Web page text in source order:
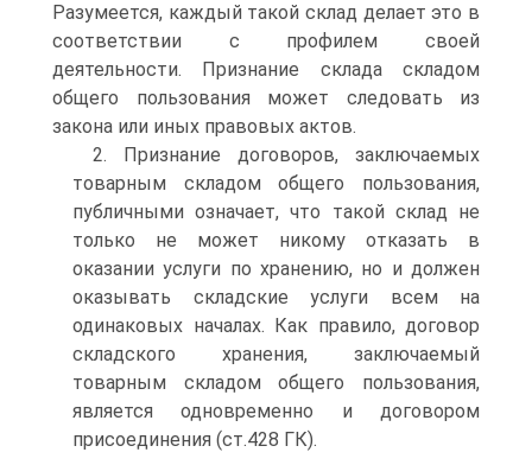
Разумеется, каждый такой склад делает это в
соответствии с профилем своей
деятельности. Признание склада складом
общего пользования может следовать из
закона или иных правовых актов.
2. Признание договоров, заключаемых
товарным складом общего пользования,
публичными означает, что такой склад не
только не может никому отказать в
оказании услуги по хранению, но и должен
оказывать складские услуги всем на
одинаковых началах. Как правило, договор
складского хранения, заключаемый
товарным складом общего пользования,
является одновременно и договором
присоединения (ст.428 ГК).